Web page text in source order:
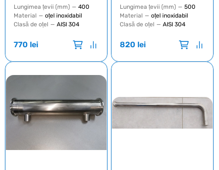
Lungimea țevii (mm) — 400
Material — oțel inoxidabil
Clasă de oțel — AISI 304
770 lei
Lungimea țevii (mm) — 500
Material — oțel inoxidabil
Clasă de oțel — AISI 304
820 lei